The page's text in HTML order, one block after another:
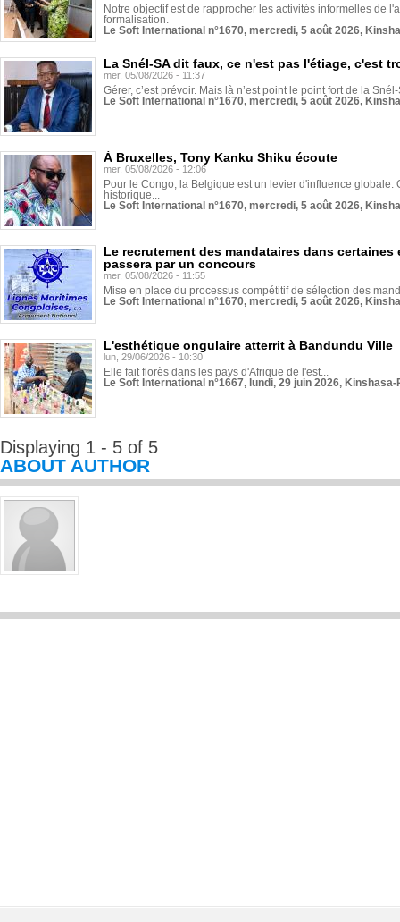
Notre objectif est de rapprocher les activités informelles de
formalisation.
Le Soft International n°1670, mercredi, 5 août 2026,
La Snél-SA dit faux, ce n'est pas l'étiage, c'est
mer, 05/08/2026 - 11:37
Gérer, c’est prévoir. Mais là n’est point le point fort de la
Le Soft International n°1670, mercredi, 5 août 2026,
À Bruxelles, Tony Kanku Shiku écoute
mer, 05/08/2026 - 12:06
Pour le Congo, la Belgique est un levier d'influence globale.
historique...
Le Soft International n°1670, mercredi, 5 août 2026,
Le recrutement des mandataires dans
passera par un concours
mer, 05/08/2026 - 11:55
Mise en place du processus compétitif de sélection des
Le Soft International n°1670, mercredi, 5 août 2026,
L'esthétique ongulaire atterrit à Bandundu Ville
lun, 29/06/2026 - 10:30
Elle fait florès dans les pays d'Afrique de l'est...
Le Soft International n°1667, lundi, 29 juin 2026,
Displaying 1 - 5 of 5
ABOUT AUTHOR